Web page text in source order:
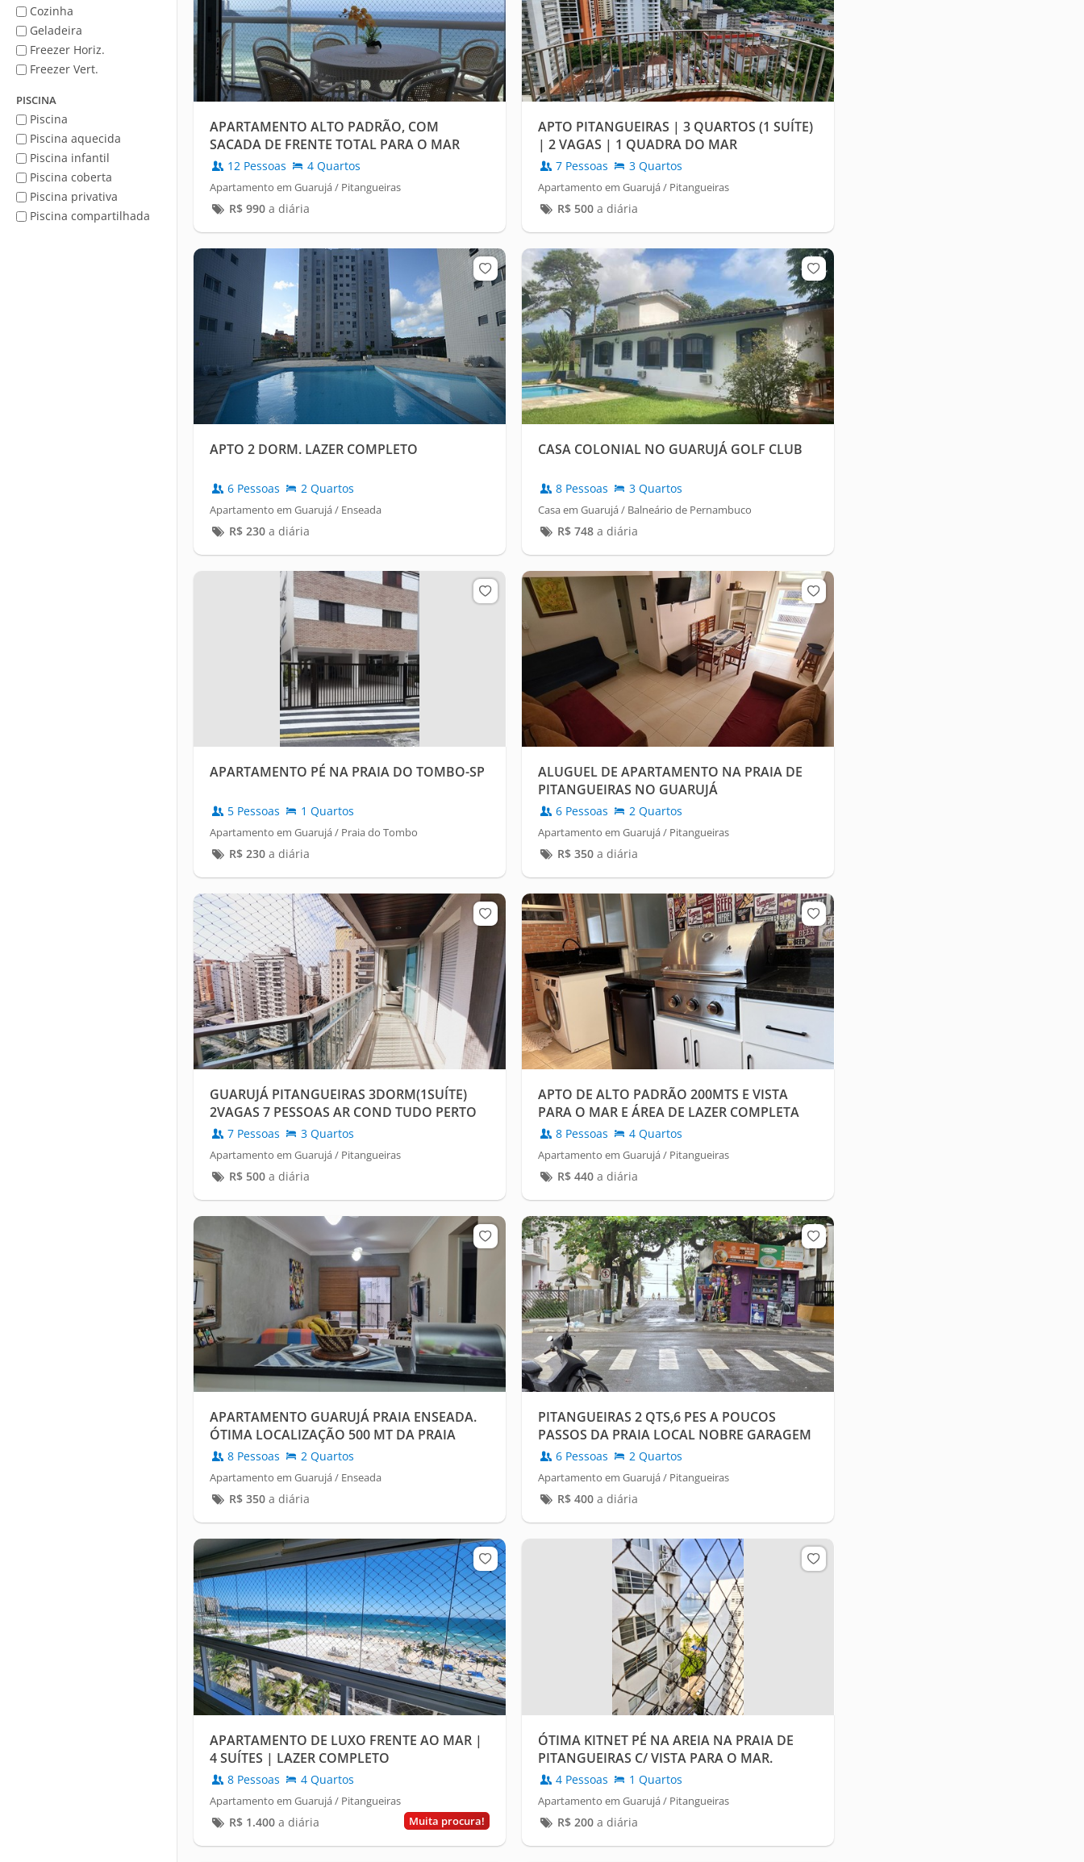
Cozinha
Geladeira
Freezer Horiz.
Freezer Vert.
PISCINA
Piscina
Piscina aquecida
Piscina infantil
Piscina coberta
Piscina privativa
Piscina compartilhada
APARTAMENTO ALTO PADRÃO, COM
SACADA DE FRENTE TOTAL PARA O MAR
12 Pessoas 4 Quartos
Apartamento em Guarujá / Pitangueiras
R$ 990a diária
APTO PITANGUEIRAS | 3 QUARTOS (1 SUÍTE)
| 2 VAGAS | 1 QUADRA DO MAR
7 Pessoas 3 Quartos
Apartamento em Guarujá / Pitangueiras
R$ 500a diária
APTO 2 DORM. LAZER COMPLETO
6 Pessoas 2 Quartos
Apartamento em Guarujá / Enseada
R$ 230a diária
CASA COLONIAL NO GUARUJÁ GOLF CLUB
8 Pessoas 3 Quartos
Casa em Guarujá / Balneário de Pernambuco
R$ 748a diária
APARTAMENTO PÉ NA PRAIA DO TOMBO-SP
5 Pessoas 1 Quartos
Apartamento em Guarujá / Praia do Tombo
R$ 230a diária
ALUGUEL DE APARTAMENTO NA PRAIA DE
PITANGUEIRAS NO GUARUJÁ
6 Pessoas 2 Quartos
Apartamento em Guarujá / Pitangueiras
R$ 350a diária
GUARUJÁ PITANGUEIRAS 3DORM(1SUÍTE)
2VAGAS 7 PESSOAS AR COND TUDO PERTO
7 Pessoas 3 Quartos
Apartamento em Guarujá / Pitangueiras
R$ 500a diária
APTO DE ALTO PADRÃO 200MTS E VISTA
PARA O MAR E ÁREA DE LAZER COMPLETA
8 Pessoas 4 Quartos
Apartamento em Guarujá / Pitangueiras
R$ 440a diária
APARTAMENTO GUARUJÁ PRAIA ENSEADA.
ÓTIMA LOCALIZAÇÃO 500 MT DA PRAIA
8 Pessoas 2 Quartos
Apartamento em Guarujá / Enseada
R$ 350a diária
PITANGUEIRAS 2 QTS,6 PES A POUCOS
PASSOS DA PRAIA LOCAL NOBRE GARAGEM
6 Pessoas 2 Quartos
Apartamento em Guarujá / Pitangueiras
R$ 400a diária
APARTAMENTO DE LUXO FRENTE AO MAR |
4 SUÍTES | LAZER COMPLETO
8 Pessoas 4 Quartos
Apartamento em Guarujá / Pitangueiras
Muita procura!
R$ 1.400a diária
ÓTIMA KITNET PÉ NA AREIA NA PRAIA DE
PITANGUEIRAS C/ VISTA PARA O MAR.
4 Pessoas 1 Quartos
Apartamento em Guarujá / Pitangueiras
R$ 200a diária